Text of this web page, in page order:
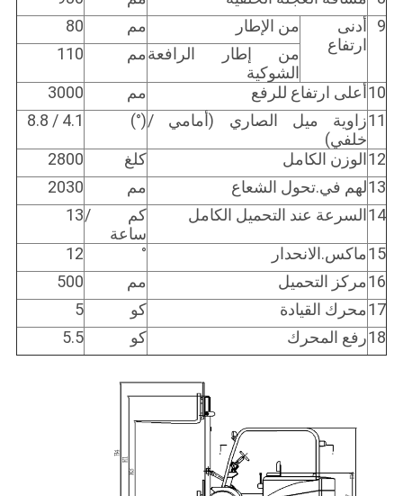
9
أدنى
ارتفاع
من الإطار مم
80
من إطار الرافعة
الشوكية
مم 110
10أعلى ارتفاع للرفع مم
3000
11زاوية ميل الصاري (أمامي /
خلفي)
(°)
4.1 / 8.8
12الوزن الكامل كلغ
2800
13لهم في.تحول الشعاع مم
2030
14السرعة عند التحميل الكامل
كم /
ساعة
13
15ماكس.الانحدار °
12
16مركز التحميل مم
500
17محرك القيادة كو
5
18رفع المحرك كو 5.5